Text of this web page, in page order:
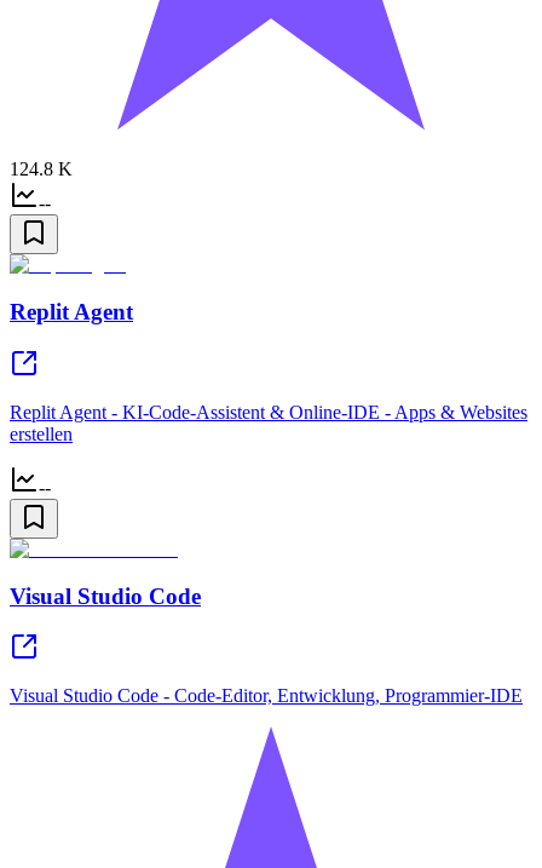
124.8 K
--
Replit Agent
Replit Agent - KI-Code-Assistent & Online-IDE - Apps & Websites
erstellen
--
Visual Studio Code
Visual Studio Code - Code-Editor, Entwicklung, Programmier-IDE